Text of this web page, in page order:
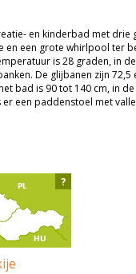
en kinderbad met drie
en een grote whirlpool ter
is 28 graden, in
De glijbanen zijn 72,5
bad is 90 tot 140 cm, in
een paddenstoel met
?